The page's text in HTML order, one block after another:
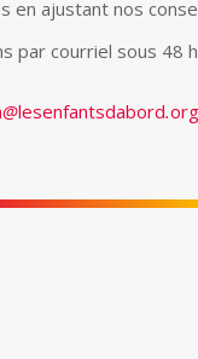
en ajustant nos
par courriel sous 48
lesenfantsdabord org